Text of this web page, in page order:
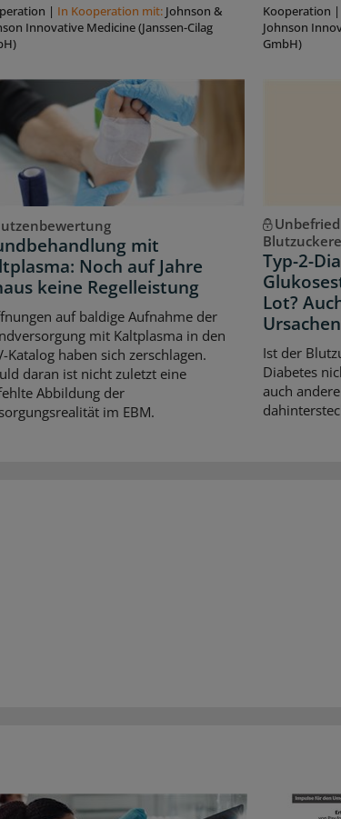
| In Kooperation mit: Johnson &
Innovative Medicine (Janssen-Cilag
Kooperation |
Johnson
GmbH)
mit
Noch auf Jahre
keine Regelleistung
auf baldige Aufnahme der
mit Kaltplasma in den
Katalog haben sich zerschlagen.
daran ist nicht zuletzt eine
Abbildung der
im EBM.
Typ-2-
Lot?
Ist der
Diabetes
auch